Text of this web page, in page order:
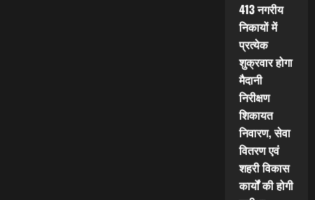
413 नगरीय
निकायों में
प्रत्येक
शुक्रवार होगा
मैदानी
निरीक्षण
शिकायत
निवारण, सेवा
वितरण एवं
शहरी विकास
कार्यों की होगी